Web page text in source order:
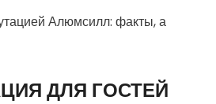
Алюмсилл: факты, а
ДЛЯ ГОСТЕЙ